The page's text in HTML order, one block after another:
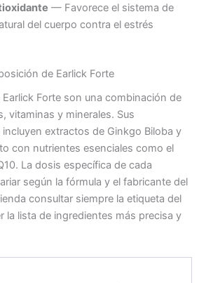
— Favorece el sistema de
del cuerpo contra el estrés
de Earlick Forte
Forte son una combinación de
vitaminas y minerales. Sus
extractos de Ginkgo Biloba y
con nutrientes esenciales como el
La dosis específica de cada
según la fórmula y el fabricante del
consultar siempre la etiqueta del
la lista de ingredientes más precisa y